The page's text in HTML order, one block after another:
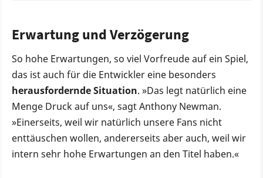
Erwartung und Verzögerung
So hohe Erwartungen, so viel Vorfreude auf ein Spiel,
das ist auch für die Entwickler eine besonders
herausfordernde Situation. »Das legt natürlich eine
Menge Druck auf uns«, sagt Anthony Newman.
»Einerseits, weil wir natürlich unsere Fans nicht
enttäuschen wollen, andererseits aber auch, weil wir
intern sehr hohe Erwartungen an den Titel haben.«